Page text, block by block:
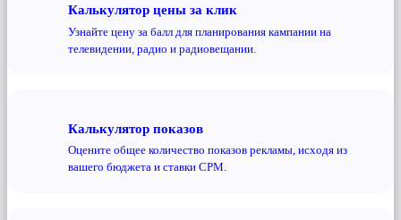
Калькулятор цены за клик
Узнайте цену за балл для планирования кампании на
телевидении, радио и радиовещании.
Калькулятор показов
Оцените общее количество показов рекламы, исходя из
вашего бюджета и ставки CPM.